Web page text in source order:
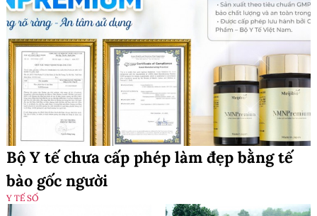
Bộ Y tế chưa cấp phép làm đẹp bằng tế
bào gốc người
Y TẾ SỐ